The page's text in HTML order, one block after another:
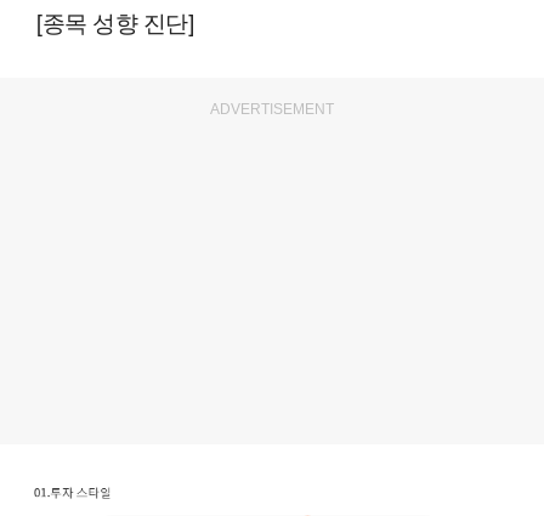
[종목 성향 진단]
ADVERTISEMENT